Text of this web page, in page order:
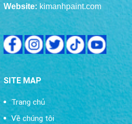
Website: kimanhpaint.com
SITE MAP
Trang chủ
Về chúng tôi